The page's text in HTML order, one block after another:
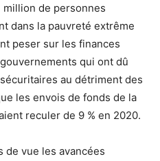
million de personnes
dans la pauvreté extrême
peser sur les finances
qui ont dû
au détriment des
les envois de fonds de la
reculer de 9 % en 2020.
de vue les avancées